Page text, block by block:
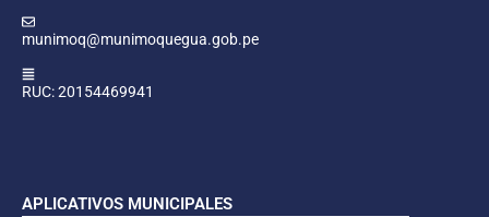
munimoq@munimoquegua.gob.pe
RUC: 20154469941
APLICATIVOS MUNICIPALES